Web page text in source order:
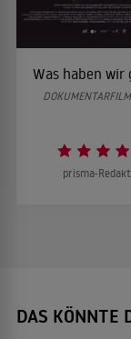
Was haben wir
prisma-
DAS KÖNNTE